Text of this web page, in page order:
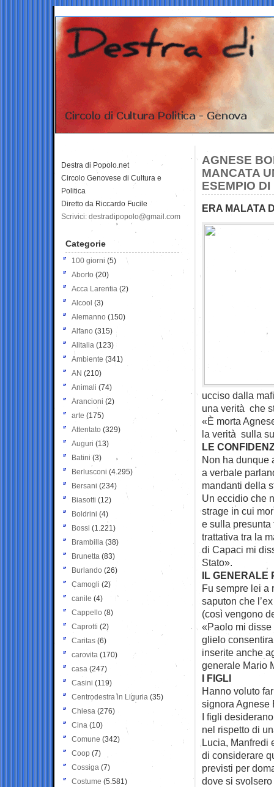
AGNESE
MANCATA
ESEMPIO DI
ERA MALATA
ucciso dalla
una verità che
«È morta
la verità sulla
LE
Non ha dunque
a verbale
mandanti della
Un eccidio che
strage in cui
e sulla presunta
trattativa tra la
di Capaci mi
Stato».
IL GENERALE
Fu sempre lei a
saputon che
(così vengono
«Paolo mi
glielo
inserite anche
generale Mario
I FIGLI
Hanno voluto
signora Agnese
I figli
nel rispetto di
Lucia, Manfredi
di considerare
previsti per
dove si
Destra di Popolo.net
Circolo Genovese di Cultura e
Politica
Diretto da Riccardo Fucile
Scrivici: destradipopolo@gmail.com
Categorie
100 giorni (5)
Aborto (20)
Acca Larentia (2)
Alcool (3)
Alemanno (150)
Alfano (315)
Alitalia (123)
Ambiente (341)
AN (210)
Animali (74)
Arancioni (2)
arte (175)
Attentato (329)
Auguri (13)
Batini (3)
Berlusconi (4.295)
Bersani (234)
Biasotti (12)
Boldrini (4)
Bossi (1.221)
Brambilla (38)
Brunetta (83)
Burlando (26)
Camogli (2)
canile (4)
Cappello (8)
Caprotti (2)
Caritas (6)
carovita (170)
casa (247)
Casini (119)
Centrodestra in Liguria (35)
Chiesa (276)
Cina (10)
Comune (342)
Coop (7)
Cossiga (7)
Costume (5.581)